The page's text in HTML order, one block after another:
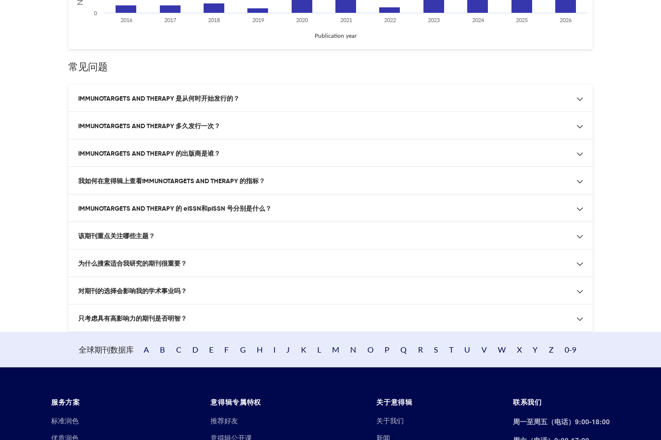
Publication year
2016 2017 2018 2019 2020 2021 2022 2023 2024 2025 2026
0
常见问题
IMMUNOTARGETS AND THERAPY 是从何时开始发行的？
IMMUNOTARGETS AND THERAPY 多久发行一次？
IMMUNOTARGETS AND THERAPY 的出版商是谁？
我如何在意得辑上查看IMMUNOTARGETS AND THERAPY 的指标？
IMMUNOTARGETS AND THERAPY 的 eISSN和pISSN 号分别是什么？
该期刊重点关注哪些主题？
为什么搜索适合我研究的期刊很重要？
对期刊的选择会影响我的学术事业吗？
只考虑具有高影响力的期刊是否明智？
全球期刊数据库 A B C D E F G H I J K L M N O P Q R S T U V W X Y Z 0-9